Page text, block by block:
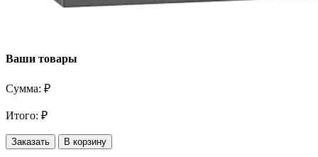
Ваши товары
Сумма: ₽
Итого: ₽
Заказать В корзину